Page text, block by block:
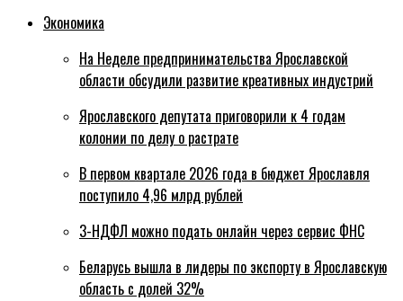
Экономика
На Неделе предпринимательства Ярославской
области обсудили развитие креативных индустрий
Ярославского депутата приговорили к 4 годам
колонии по делу о растрате
В первом квартале 2026 года в бюджет Ярославля
поступило 4,96 млрд рублей
3-НДФЛ можно подать онлайн через сервис ФНС
Беларусь вышла в лидеры по экспорту в Ярославскую
область с долей 32%